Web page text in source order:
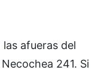
afueras del
241. Si